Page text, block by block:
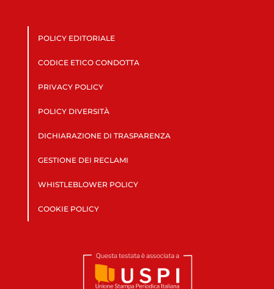
POLICY EDITORIALE
CODICE ETICO CONDOTTA
PRIVACY POLICY
POLICY DIVERSITÀ
DICHIARAZIONE DI TRASPARENZA
GESTIONE DEI RECLAMI
WHISTLEBLOWER POLICY
COOKIE POLICY